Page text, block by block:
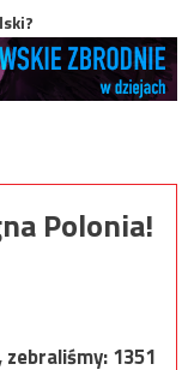
Polonia!
zebraliśmy:1351